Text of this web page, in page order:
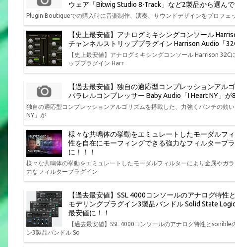
ウェア「Bitwig Studio 8-Track」など2製品から選ん
Plugin Boutiqueでの購入時に音楽制作、演奏、サウンドデザインをプロフ
【史上最安値】アナログミキシングコンソール
チャンネルストリッププラグイン Harrison Audio「
【史上最安値】アナログミキシングコンソール Harrison
ッププラグイン Harr
【過去最安値】独自の適応型コンプレッションア
パラレルコンプレッサー Baby Audio「I Heart NY」
独自の適応型コンプレッションアルゴリズムを搭載した、力強くパンチの
NY」が
様々な共鳴体の挙動をエミュレートしたモーダルフ
性を自在にモーフィングできる強力なフィルタープ
に！！！
様々な共鳴体の挙動をエミュレートしたモーダルフィルターにより金属やガ
力なフィルタープラグイン
【過去最安値】SSL 4000コンソールのアナログ特
モデリングプラグイン3製品バンドル Solid State
最安値に！！
【過去最安値】SSL 4000コンソールのアナログ特性と
ン3製品バンドル So